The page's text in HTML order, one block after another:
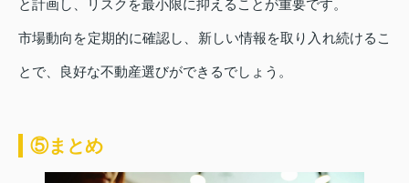
と計画し、リスクを最小限に抑えることが重要です。
市場動向を定期的に確認し、新しい情報を取り入れ続けるこ
とで、良好な不動産選びができるでしょう。
⑤まとめ